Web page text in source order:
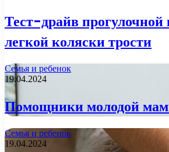
Тест-драйв прогулочной
легкой коляски трости
Семья и ребенок
19.04.2024
Помощники молодой
Семья и ребенок
19.04.2024